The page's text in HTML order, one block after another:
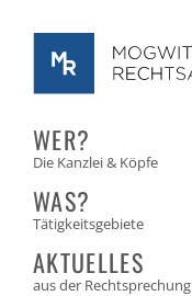
WER?
Die Kanzlei & Köpfe
WAS?
Tätigkeitsgebiete
AKTUELLES
aus der Rechtsprechung